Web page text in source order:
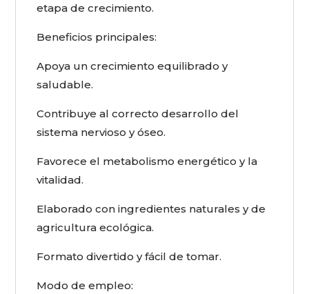
etapa de crecimiento.
Beneficios principales:
Apoya un crecimiento equilibrado y
saludable.
Contribuye al correcto desarrollo del
sistema nervioso y óseo.
Favorece el metabolismo energético y la
vitalidad.
Elaborado con ingredientes naturales y de
agricultura ecológica.
Formato divertido y fácil de tomar.
Modo de empleo: